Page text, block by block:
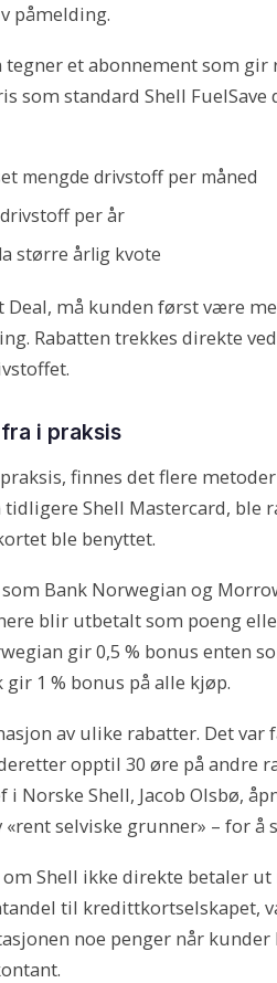
påmelding.
et abonnement som gir
som standard Shell FuelSave
mengde drivstoff per måned
per år
større årlig kvote
Deal, må kunden først være
Rabatten trekkes direkte
i praksis
finnes det flere
Shell Mastercard, ble
ble benyttet.
Bank Norwegian og
blir utbetalt som poeng
gir 0,5 % bonus enten
1 % bonus på alle kjøp.
av ulike rabatter. Det var
opptil 30 øre på andre
Norske Shell, Jacob Olsbø,
selviske grunner» – for å
om Shell ikke direkte betaler
til kredittkortselskapet,
noe penger når